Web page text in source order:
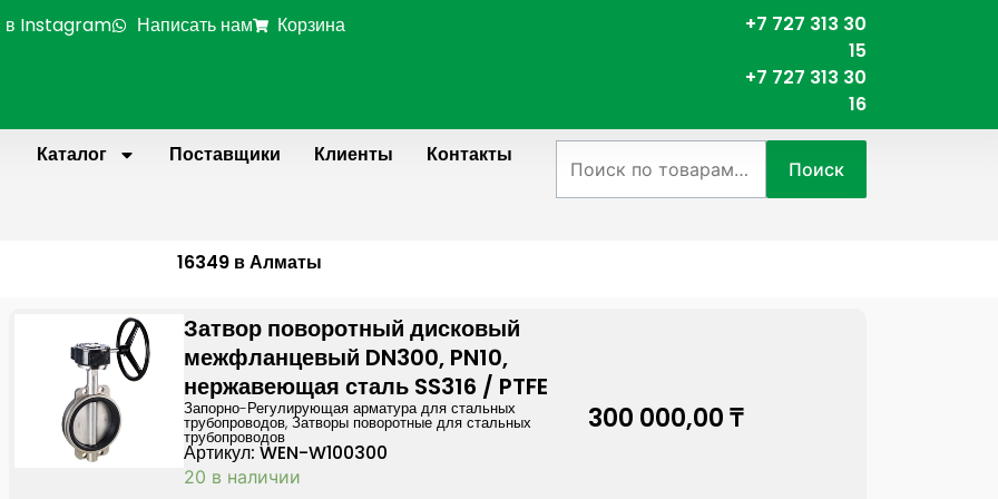
Instagram Написать нам Корзина
+7 727 313 30
15
+7 727 313 30
16
Каталог Поставщики Клиенты Контакты
Поиск
16349 в Алматы
Затвор поворотный дисковый
межфланцевый DN300, PN10,
нержавеющая сталь SS316 / PTFE
Запорно-Регулирующая арматура для стальных
трубопроводов,Затворы поворотные для стальных
трубопроводов
Артикул: WEN-W100300
20 в наличии
300 000,00₸